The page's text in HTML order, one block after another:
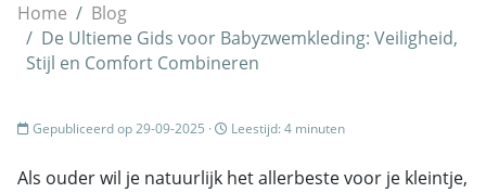
Home
Blog
De Ultieme Gids voor Babyzwemkleding: Veiligheid,
Stijl en Comfort Combineren
Gepubliceerd op 29-09-2025 · Leestijd: 4 minuten
Als ouder wil je natuurlijk het allerbeste voor je kleintje,